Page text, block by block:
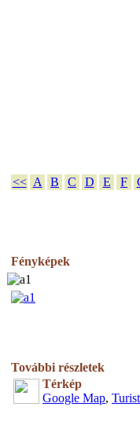
<< A B C D E F
Fényképek
További részletek
Térkép
Google Map,